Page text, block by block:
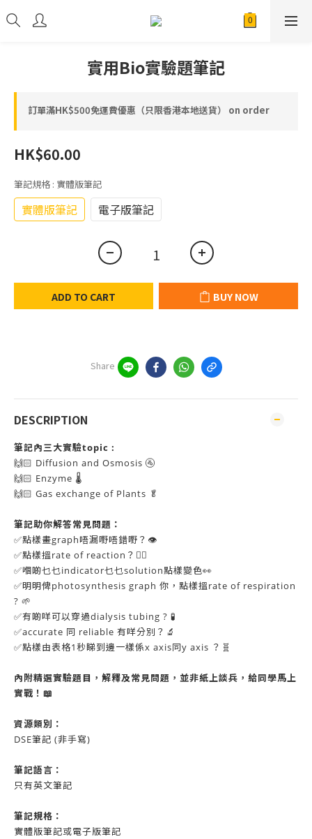
實用Bio實驗題筆記
訂單滿HK$500免運費優惠（只限香港本地送貨） on order
HK$60.00
筆記規格 : 實體版筆記
實體版筆記 電子版筆記
ADD TO CART BUY NOW
Share
DESCRIPTION
筆記內三大實驗topic :
🙌🏻 Diffusion and Osmosis 🚰
🙌🏻 Enzyme 🌡️
🙌🏻 Gas exchange of Plants 🥬
筆記助你解答常見問題：
✅點樣畫graph唔漏嘢唔錯嘢？👁️
✅點樣搵rate of reaction？😵‍💫
✅嗰啲乜乜indicator乜乜solution點樣變色👀
✅明明俾photosynthesis graph 你，點樣搵rate of respiration
? 🌱
✅有啲咩可以穿過dialysis tubing ? 🧪
✅accurate 同 reliable 有咩分別？🔬
✅點樣由表格1秒睇到邊一樣係x axis同y axis ？🧬
內附精選實驗題目，解釋及常見問題，並非紙上談兵，給同學馬上
實戰！ 📖
資源類別：
DSE筆記 (非手寫)
筆記語言：
只有英文筆記
筆記規格：
實體版筆記或電子版筆記